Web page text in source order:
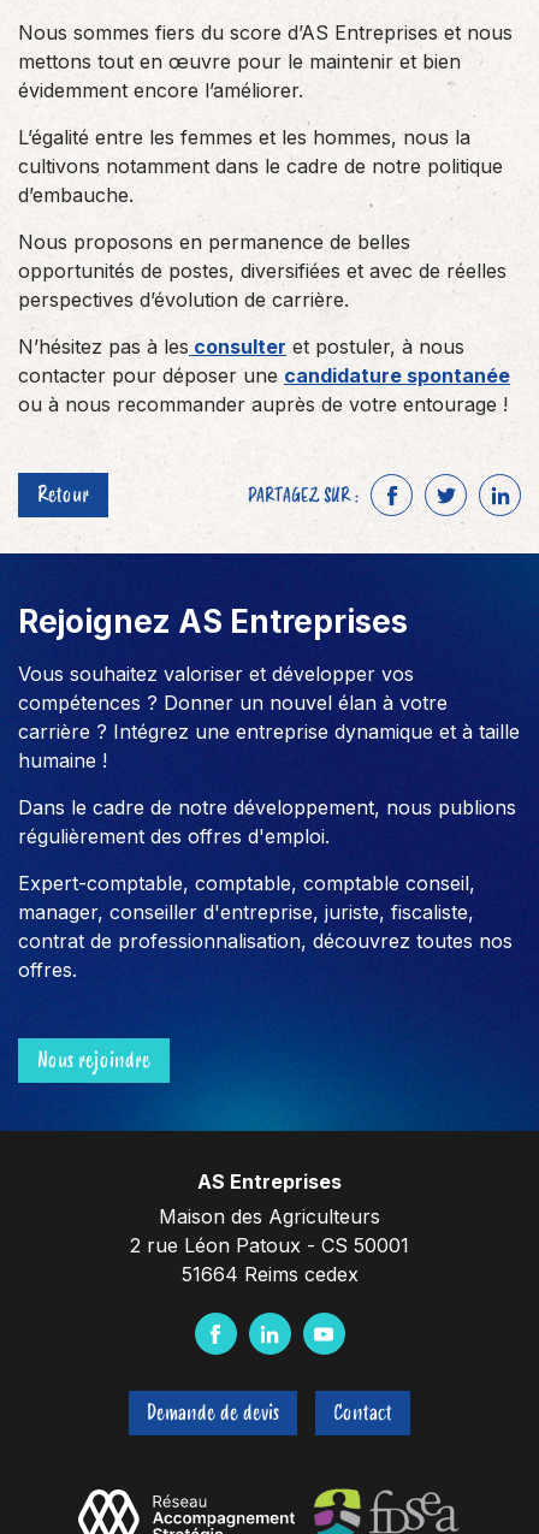
Nous sommes fiers du score d’AS Entreprises et nous
mettons tout en œuvre pour le maintenir et bien
évidemment encore l’améliorer.
L’égalité entre les femmes et les hommes, nous la
cultivons notamment dans le cadre de notre politique
d’embauche.
Nous proposons en permanence de belles
opportunités de postes, diversifiées et avec de réelles
perspectives d’évolution de carrière.
N’hésitez pas à les consulter et postuler, à nous
contacter pour déposer une candidature spontanée
ou à nous recommander auprès de votre entourage !
Retour PARTAGEZ SUR :
F
b
o
k
T
L
Rejoignez AS Entreprises
Vous souhaitez valoriser et développer vos
compétences ? Donner un nouvel élan à votre
carrière ? Intégrez une entreprise dynamique et à taille
humaine !
Dans le cadre de notre développement, nous publions
régulièrement des offres d'emploi.
Expert-comptable, comptable, comptable conseil,
manager, conseiller d'entreprise, juriste, fiscaliste,
contrat de professionnalisation, découvrez toutes nos
offres.
Nous rejoindre
AS Entreprises
Maison des Agriculteurs
2 rue Léon Patoux - CS 50001
51664 Reims cedex
F
c
e
o
L
n
k
I
Y
u
t
b
e
Demande de devis Contact